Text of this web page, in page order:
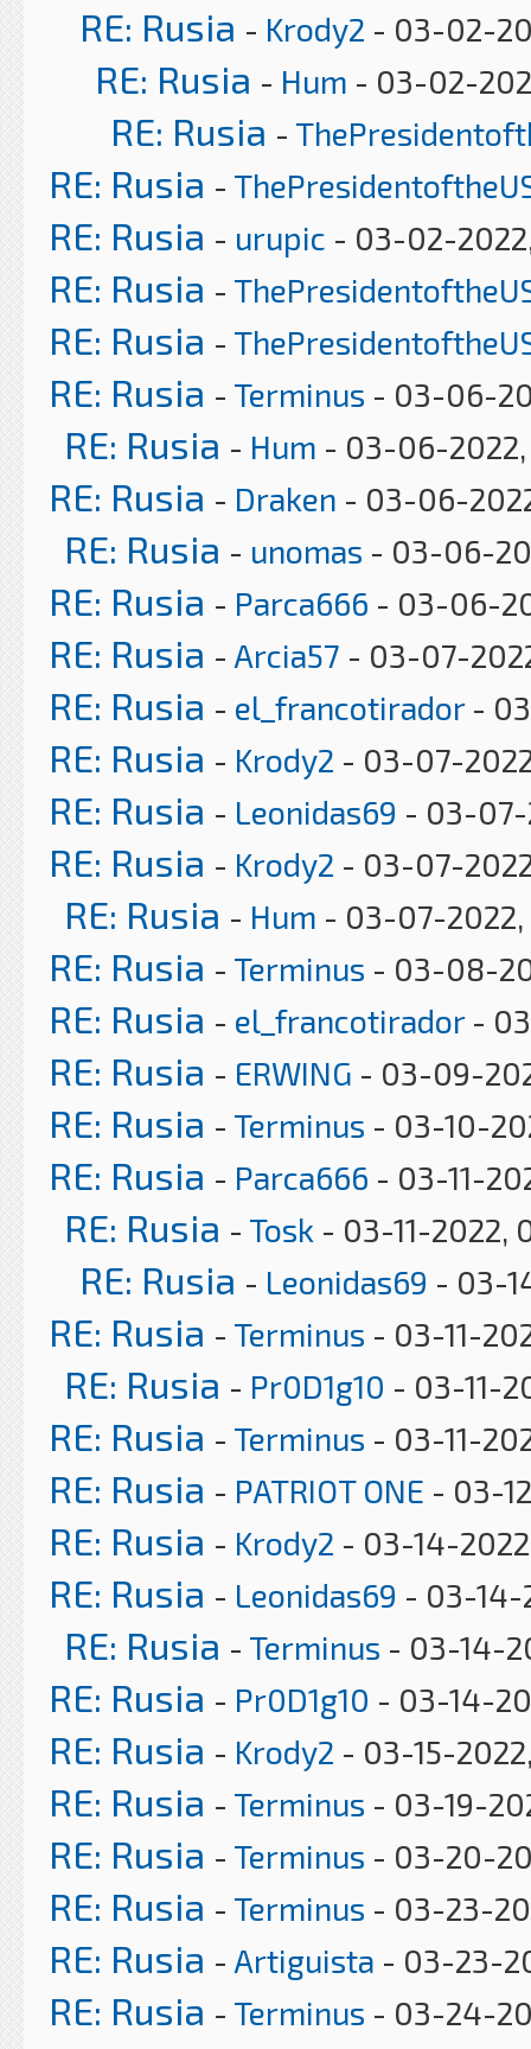
RE: Rusia - Krody2 - 03-02-
RE: Rusia - Hum - 03-02-
RE: Rusia -
RE: Rusia -
RE: Rusia - urupic - 03-02-
RE: Rusia -
RE: Rusia -
RE: Rusia - Terminus - 03-06-
RE: Rusia - Hum - 03-06-2022,
RE: Rusia - Draken - 03-06-
RE: Rusia - unomas - 03-06-
RE: Rusia - Parca666 - 03-06-
RE: Rusia - Arcia57 - 03-07-
RE: Rusia - el_francotirador-
RE: Rusia - Krody2 - 03-07-
RE: Rusia - Leonidas69 - 03-07-
RE: Rusia - Krody2 - 03-07-
RE: Rusia - Hum - 03-07-2022,
RE: Rusia - Terminus - 03-08-
RE: Rusia - el_francotirador-
RE: Rusia - ERWING - 03-09-
RE: Rusia - Terminus - 03-10-
RE: Rusia - Parca666 - 03-11-
RE: Rusia - Tosk - 03-11-2022,
RE: Rusia - Leonidas69 - 03-
RE: Rusia - Terminus - 03-11-
RE: Rusia - Pr0D1g10 - 03-11-
RE: Rusia - Terminus - 03-11-
RE: Rusia - PATRIOT ONE - 03-
RE: Rusia - Krody2 - 03-14-
RE: Rusia - Leonidas69 - 03-14-
RE: Rusia - Terminus - 03-14-
RE: Rusia - Pr0D1g10 - 03-14-
RE: Rusia - Krody2 - 03-15-
RE: Rusia - Terminus - 03-19-
RE: Rusia - Terminus - 03-20-
RE: Rusia - Terminus - 03-23-
RE: Rusia - Artiguista - 03-23-
RE: Rusia - Terminus - 03-24-